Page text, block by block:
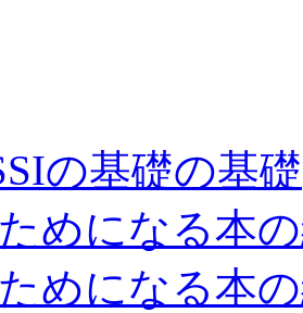
の基礎の基礎
めになる本
めになる本